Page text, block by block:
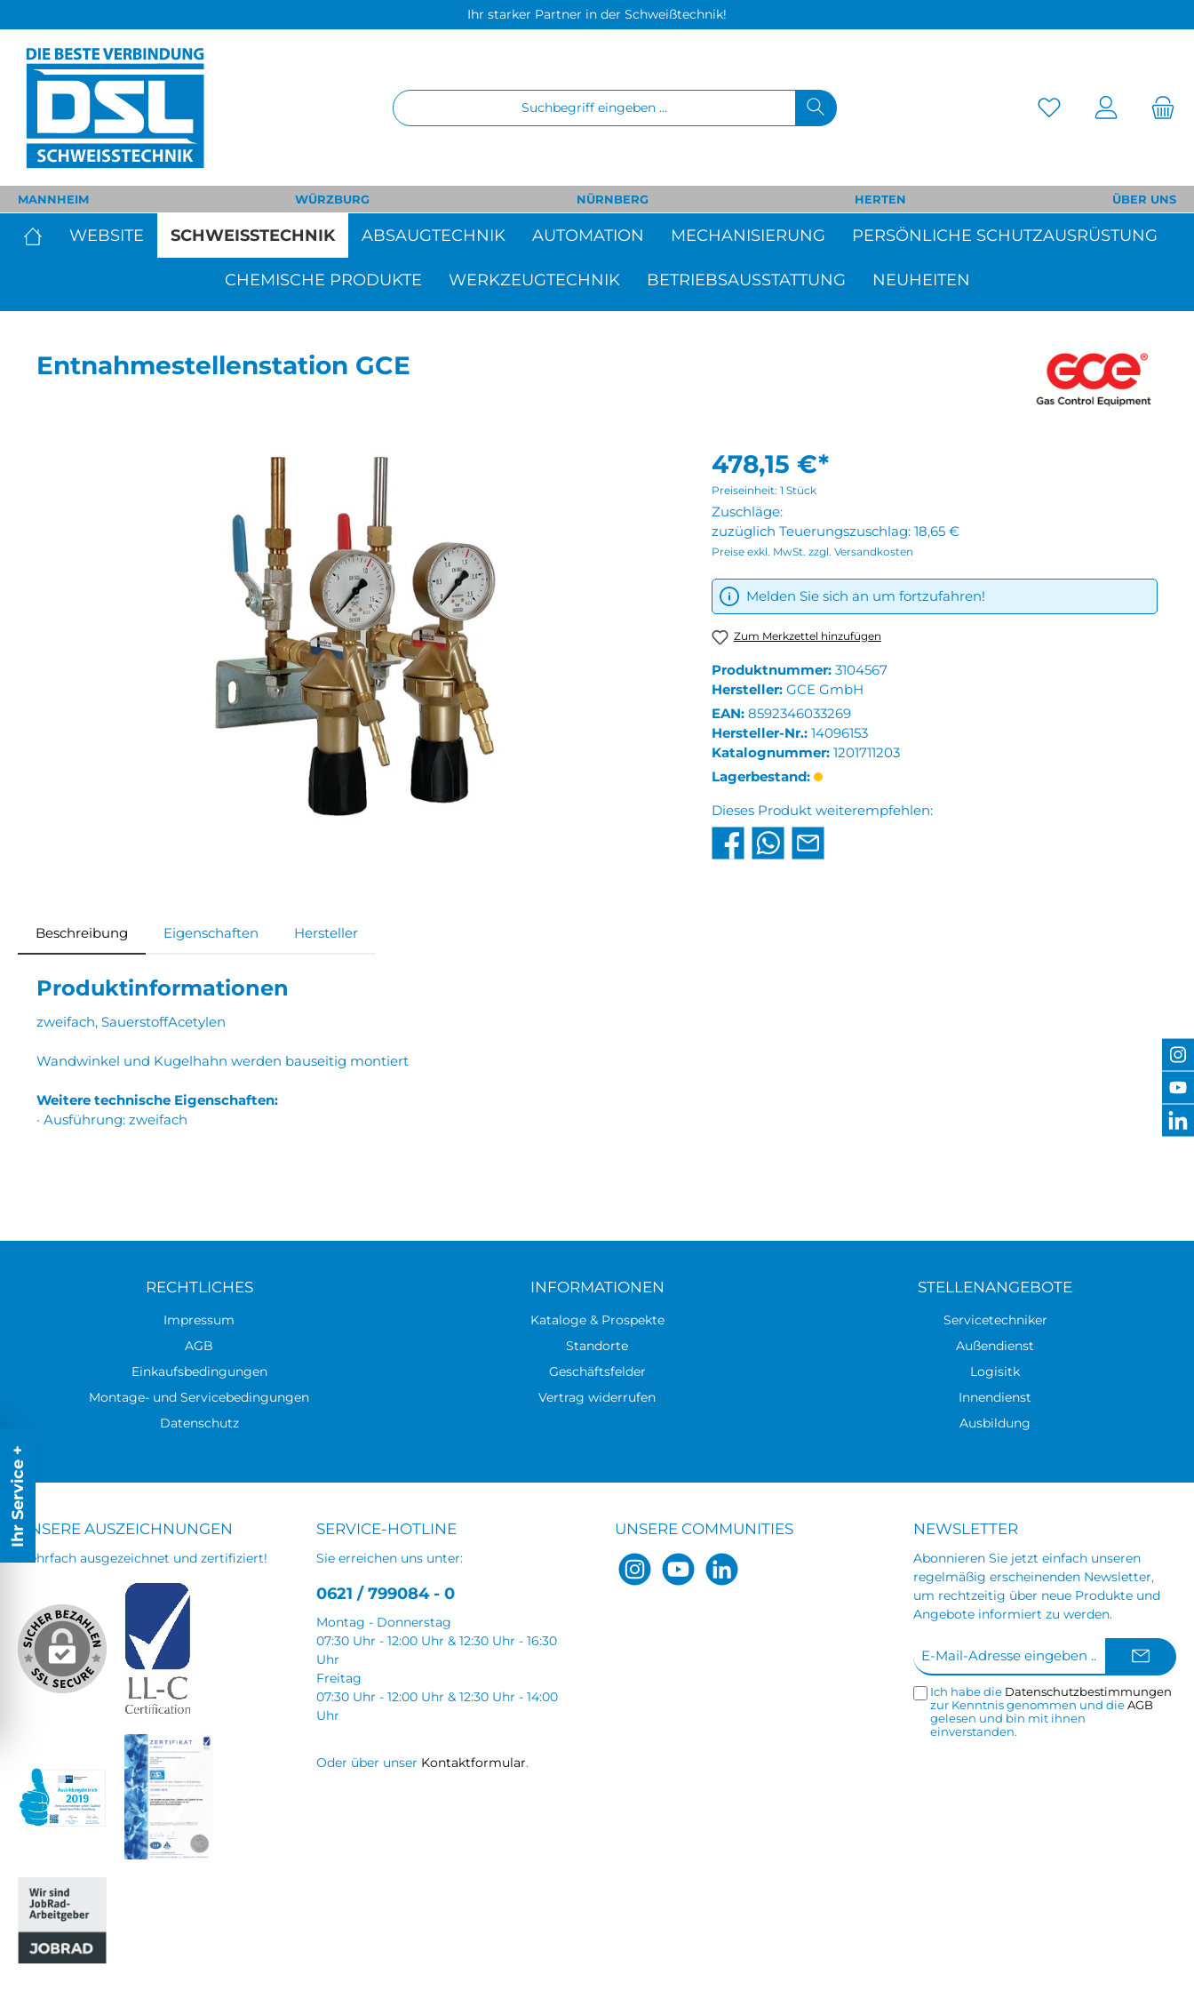
Ihr starker Partner in der Schweißtechnik!
MANNHEIM WÜRZBURG NÜRNBERG HERTEN ÜBER UNS
WEBSITE SCHWEISSTECHNIK ABSAUGTECHNIK AUTOMATION MECHANISIERUNG PERSÖNLICHE SCHUTZAUSRÜSTUNG
CHEMISCHE PRODUKTE WERKZEUGTECHNIK BETRIEBSAUSSTATTUNG NEUHEITEN
Entnahmestellenstation GCE
478,15 €*
Preiseinheit: 1 Stück
Zuschläge:
zuzüglich Teuerungszuschlag: 18,65 €
Preise exkl. MwSt. zzgl. Versandkosten
Melden Sie sich an um fortzufahren!
Zum Merkzettel hinzufügen
Produktnummer: 3104567
Hersteller: GCE GmbH
EAN: 8592346033269
Hersteller-Nr.: 14096153
Katalognummer: 1201711203
Lagerbestand:
Dieses Produkt weiterempfehlen:
Beschreibung Eigenschaften Hersteller
Produktinformationen
zweifach, SauerstoffAcetylen
Wandwinkel und Kugelhahn werden bauseitig montiert
Weitere technische Eigenschaften:
· Ausführung: zweifach
RECHTLICHES
Impressum
AGB
Einkaufsbedingungen
Montage- und Servicebedingungen
Datenschutz
INFORMATIONEN
Kataloge & Prospekte
Standorte
Geschäftsfelder
Vertrag widerrufen
STELLENANGEBOTE
Servicetechniker
Außendienst
Logisitk
Innendienst
Ausbildung
UNSERE AUSZEICHNUNGEN
Mehrfach ausgezeichnet und zertifiziert!
SERVICE-HOTLINE
Sie erreichen uns unter:
0621 / 799084 - 0
Montag - Donnerstag
07:30 Uhr - 12:00 Uhr & 12:30 Uhr - 16:30
Uhr
Freitag
07:30 Uhr - 12:00 Uhr & 12:30 Uhr - 14:00
Uhr
Oder über unser Kontaktformular.
UNSERE COMMUNITIES NEWSLETTER
Abonnieren Sie jetzt einfach unseren
regelmäßig erscheinenden Newsletter,
um rechtzeitig über neue Produkte und
Angebote informiert zu werden.
Mail-
Adresse*
Ich habe die Datenschutzbestimmungen
zur Kenntnis genommen und dieAGB
gelesen und bin mit ihnen
einverstanden.
Ihr Service +